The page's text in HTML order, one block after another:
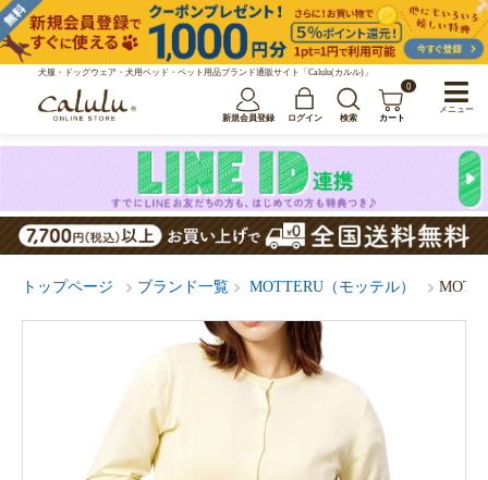
犬服・ドッグウェア・犬用ベッド・ペット用品ブランド通販サイト「Calulu(カルル)」
新規会員登録 ログイン 検索
0
カート
トップページ ブランド一覧 MOTTERU（モッテル）
メニュー